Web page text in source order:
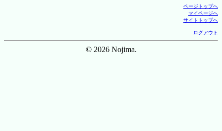
ページトップへ
マイページへ
サイトトップへ
ログアウト
© 2026 Nojima.